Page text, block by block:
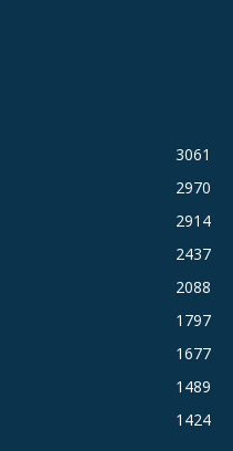
3061
2970
2914
2437
2088
1797
1677
1489
1424